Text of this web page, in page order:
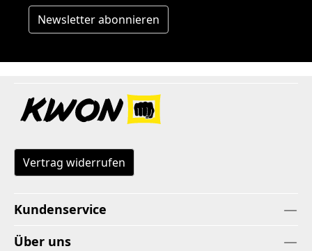
Newsletter abonnieren
Vertrag widerrufen
Kundenservice
Über uns